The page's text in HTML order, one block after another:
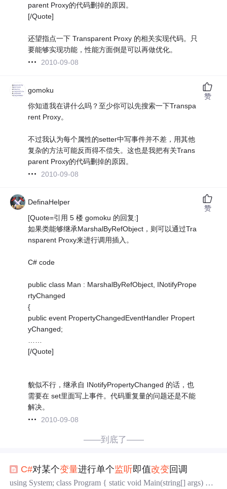
parent Proxy的代码删掉的原因。
[/Quote]
还望指点一下 Transparent Proxy 的相关实现代码。只
要能够实现功能，性能方面倒是可以再做优化。
2010-09-08
gomoku
你知道我在讲什么吗？至少你可以先搜索一下Transpa
rent Proxy。
不过我认为每个属性的setter中写事件并不差，用其他
复杂的方法可能反而得不偿失。这也是我把有关Trans
parent Proxy的代码删掉的原因。
2010-09-08
赞
DefinaHelper
[Quote=引用 5 楼 gomoku 的回复:]
如果类能够继承MarshalByRefObject，则可以通过Tra
nsparent Proxy来进行调用插入。
C# code
public class Man : MarshalByRefObject, INotifyPrope
rtyChanged
{
public event PropertyChangedEventHandler Propert
yChanged;
[/Quote]
貌似不行，继承自 INotifyPropertyChanged 的话，也
需要在 set里面写上事件。代码重复量的问题还是不能
解决。
2010-09-08
赞
——到底了——
C#对某个变量进行单个监听即值改变回调
using System; class Program { static void Main(string[] args) { B